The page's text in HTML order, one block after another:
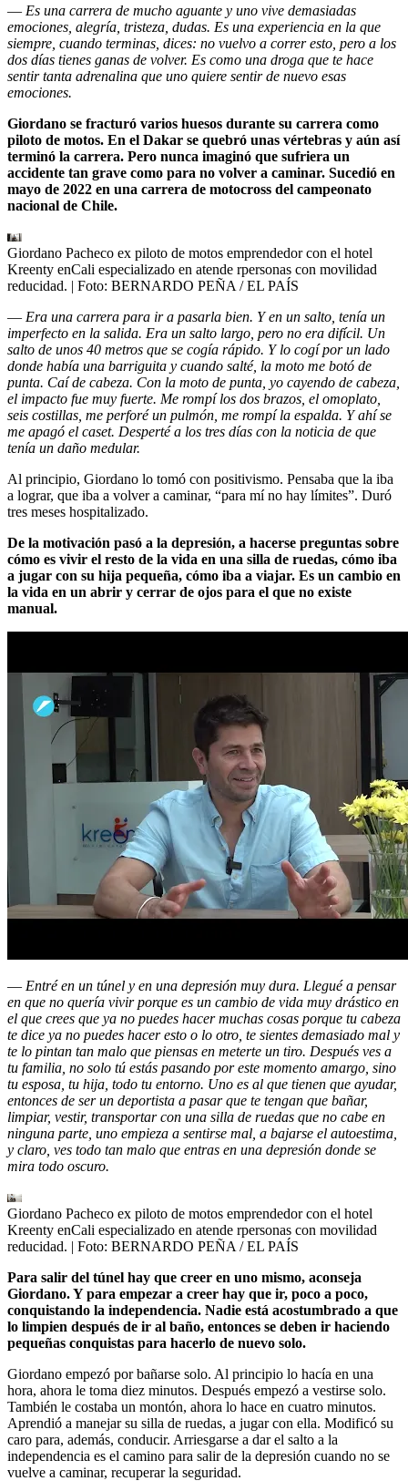
— Es una carrera de mucho aguante y uno vive demasiadas
emociones, alegría, tristeza, dudas. Es una experiencia en la que
siempre, cuando terminas, dices: no vuelvo a correr esto, pero a los
dos días tienes ganas de volver. Es como una droga que te hace
sentir tanta adrenalina que uno quiere sentir de nuevo esas
emociones.
Giordano se fracturó varios huesos durante su carrera como
piloto de motos. En el Dakar se quebró unas vértebras y aún así
terminó la carrera. Pero nunca imaginó que sufriera un
accidente tan grave como para no volver a caminar. Sucedió en
mayo de 2022 en una carrera de motocross del campeonato
nacional de Chile.
Giordano Pacheco ex piloto de motos emprendedor con el hotel
Kreenty enCali especializado en atende rpersonas con movilidad
reducidad. | Foto: BERNARDO PEÑA / EL PAÍS
— Era una carrera para ir a pasarla bien. Y en un salto, tenía un
imperfecto en la salida. Era un salto largo, pero no era difícil. Un
salto de unos 40 metros que se cogía rápido. Y lo cogí por un lado
donde había una barriguita y cuando salté, la moto me botó de
punta. Caí de cabeza. Con la moto de punta, yo cayendo de cabeza,
el impacto fue muy fuerte. Me rompí los dos brazos, el omoplato,
seis costillas, me perforé un pulmón, me rompí la espalda. Y ahí se
me apagó el caset. Desperté a los tres días con la noticia de que
tenía un daño medular.
Al principio, Giordano lo tomó con positivismo. Pensaba que la iba
a lograr, que iba a volver a caminar, “para mí no hay límites”. Duró
tres meses hospitalizado.
De la motivación pasó a la depresión, a hacerse preguntas sobre
cómo es vivir el resto de la vida en una silla de ruedas, cómo iba
a jugar con su hija pequeña, cómo iba a viajar. Es un cambio en
la vida en un abrir y cerrar de ojos para el que no existe
manual.
— Entré en un túnel y en una depresión muy dura. Llegué a pensar
en que no quería vivir porque es un cambio de vida muy drástico en
el que crees que ya no puedes hacer muchas cosas porque tu cabeza
te dice ya no puedes hacer esto o lo otro, te sientes demasiado mal y
te lo pintan tan malo que piensas en meterte un tiro. Después ves a
tu familia, no solo tú estás pasando por este momento amargo, sino
tu esposa, tu hija, todo tu entorno. Uno es al que tienen que ayudar,
entonces de ser un deportista a pasar que te tengan que bañar,
limpiar, vestir, transportar con una silla de ruedas que no cabe en
ninguna parte, uno empieza a sentirse mal, a bajarse el autoestima,
y claro, ves todo tan malo que entras en una depresión donde se
mira todo oscuro.
Giordano Pacheco ex piloto de motos emprendedor con el hotel
Kreenty enCali especializado en atende rpersonas con movilidad
reducidad. | Foto: BERNARDO PEÑA / EL PAÍS
Para salir del túnel hay que creer en uno mismo, aconseja
Giordano. Y para empezar a creer hay que ir, poco a poco,
conquistando la independencia. Nadie está acostumbrado a que
lo limpien después de ir al baño, entonces se deben ir haciendo
pequeñas conquistas para hacerlo de nuevo solo.
Giordano empezó por bañarse solo. Al principio lo hacía en una
hora, ahora le toma diez minutos. Después empezó a vestirse solo.
También le costaba un montón, ahora lo hace en cuatro minutos.
Aprendió a manejar su silla de ruedas, a jugar con ella. Modificó su
caro para, además, conducir. Arriesgarse a dar el salto a la
independencia es el camino para salir de la depresión cuando no se
vuelve a caminar, recuperar la seguridad.